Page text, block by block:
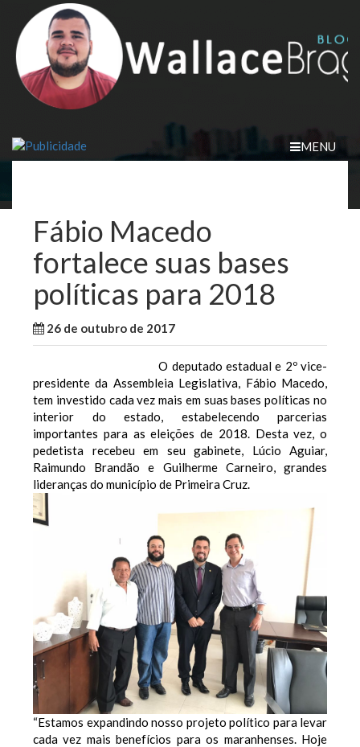
content
MENU
Fábio Macedo
fortalece suas bases
políticas para 2018
26 de outubro de 2017
O deputado estadual e 2º vice-
presidente da Assembleia Legislativa, Fábio Macedo,
tem investido cada vez mais em suas bases políticas no
interior do estado, estabelecendo parcerias
importantes para as eleições de 2018. Desta vez, o
pedetista recebeu em seu gabinete, Lúcio Aguiar,
Raimundo Brandão e Guilherme Carneiro, grandes
lideranças do município de Primeira Cruz.
“Estamos expandindo nosso projeto político para levar
cada vez mais benefícios para os maranhenses. Hoje